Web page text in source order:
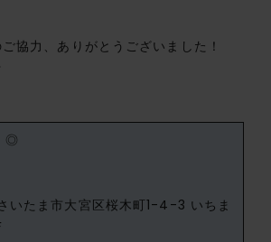
協力、ありがとうございました！
◎
いたま市大宮区桜木町1-4-3 いちま